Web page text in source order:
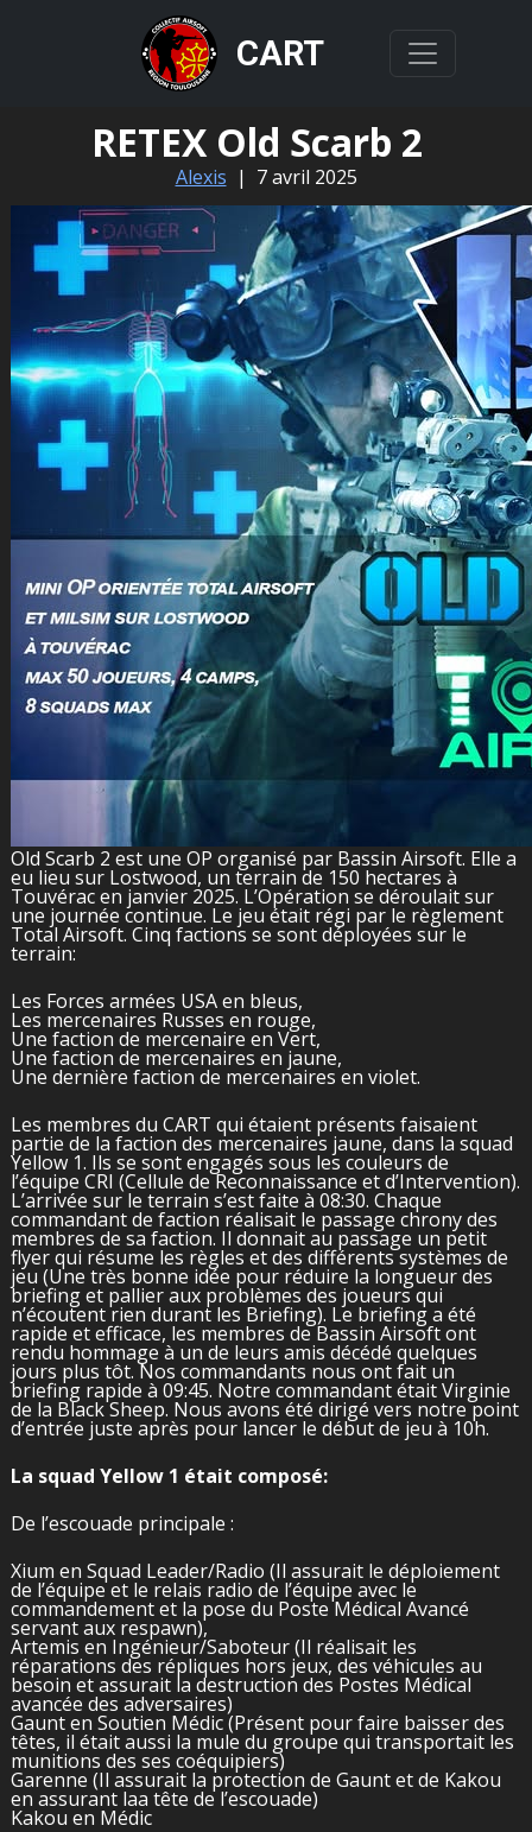
CART
RETEX Old Scarb 2
Alexis | 7 avril 2025
Old Scarb 2 est une OP organisé par Bassin Airsoft. Elle a
eu lieu sur Lostwood, un terrain de 150 hectares à
Touvérac en janvier 2025. L’Opération se déroulait sur
une journée continue. Le jeu était régi par le règlement
Total Airsoft. Cinq factions se sont déployées sur le
terrain:
Les Forces armées USA en bleus,
Les mercenaires Russes en rouge,
Une faction de mercenaire en Vert,
Une faction de mercenaires en jaune,
Une dernière faction de mercenaires en violet.
Les membres du CART qui étaient présents faisaient
partie de la faction des mercenaires jaune, dans la squad
Yellow 1. Ils se sont engagés sous les couleurs de
l’équipe CRI (Cellule de Reconnaissance et d’Intervention).
L’arrivée sur le terrain s’est faite à 08:30. Chaque
commandant de faction réalisait le passage chrony des
membres de sa faction. Il donnait au passage un petit
flyer qui résume les règles et des différents systèmes de
jeu (Une très bonne idée pour réduire la longueur des
briefing et pallier aux problèmes des joueurs qui
n’écoutent rien durant les Briefing). Le briefing a été
rapide et efficace, les membres de Bassin Airsoft ont
rendu hommage à un de leurs amis décédé quelques
jours plus tôt. Nos commandants nous ont fait un
briefing rapide à 09:45. Notre commandant était Virginie
de la Black Sheep. Nous avons été dirigé vers notre point
d’entrée juste après pour lancer le début de jeu à 10h.
La squad Yellow 1 était composé:
De l’escouade principale :
Xium en Squad Leader/Radio (Il assurait le déploiement
de l’équipe et le relais radio de l’équipe avec le
commandement et la pose du Poste Médical Avancé
servant aux respawn),
Artemis en Ingénieur/Saboteur (Il réalisait les
réparations des répliques hors jeux, des véhicules au
besoin et assurait la destruction des Postes Médical
avancée des adversaires)
Gaunt en Soutien Médic (Présent pour faire baisser des
têtes, il était aussi la mule du groupe qui transportait les
munitions des ses coéquipiers)
Garenne (Il assurait la protection de Gaunt et de Kakou
en assurant laa tête de l’escouade)
Kakou en Médic